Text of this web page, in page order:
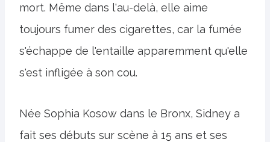
mort. Même dans l'au-delà, elle aime
toujours fumer des cigarettes, car la fumée
s'échappe de l'entaille apparemment qu'elle
s'est infligée à son cou.
Née Sophia Kosow dans le Bronx, Sidney a
fait ses débuts sur scène à 15 ans et ses